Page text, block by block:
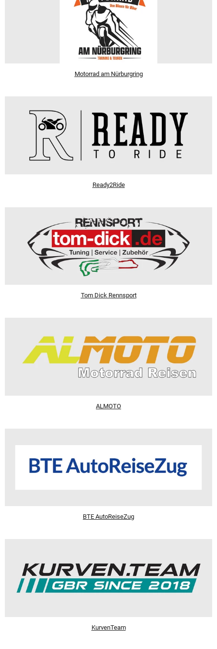
Motorrad am Nürburgring
Ready2Ride
Tom Dick Rennsport
ALMOTO
BTE AutoReiseZug
KurvenTeam